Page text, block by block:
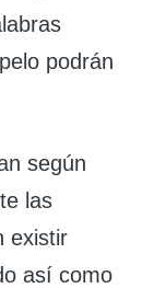
podrán
según
las
existir
así­ como